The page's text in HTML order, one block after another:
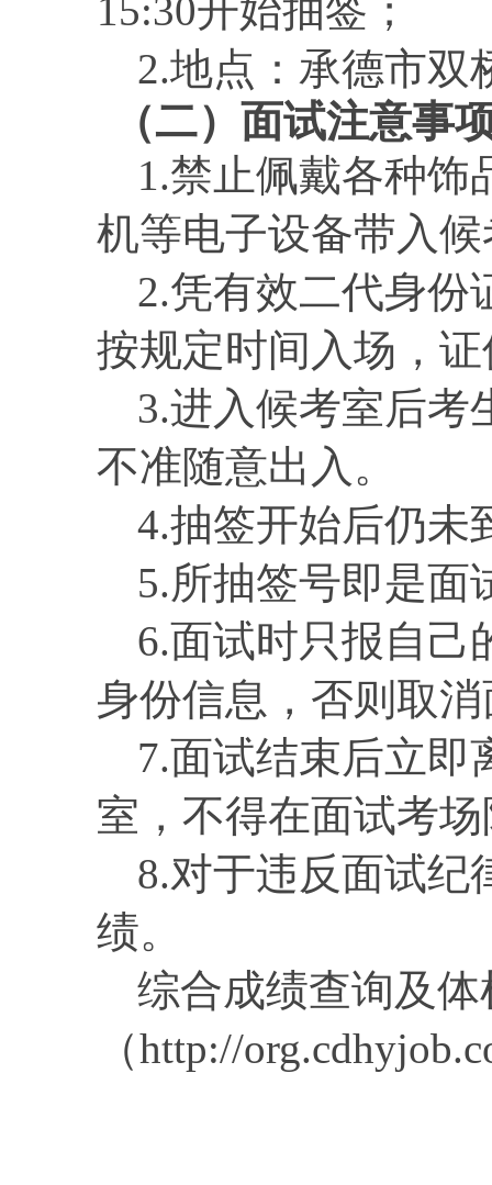
15:30开始抽签；
2.地点：承德市双
（二）面试注意事
1.禁止佩戴各种饰
机等电子设备带入
2.凭有效二代身份
按规定时间入场，
3.进入候考室后考
不准随意出入。
4.抽签开始后仍未
5.所抽签号即是面
6.面试时只报自己
身份信息，否则取
7.面试结束后立即
室，不得在面试考
8.对于违反面试纪
绩。
综合成绩查询及
（http://